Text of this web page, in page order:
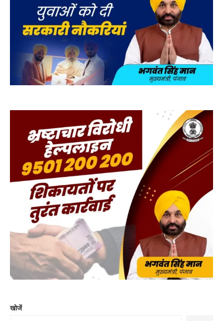
खोजें